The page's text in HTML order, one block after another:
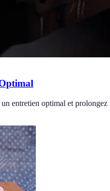
entretien optimal et